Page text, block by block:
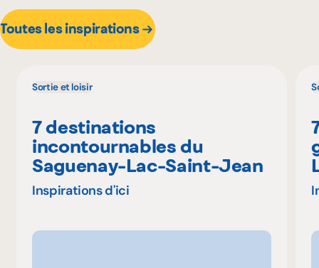
Toutes les inspirations
Sortie et loisir
7 destinations
incontournables du
Saguenay-Lac-Saint-Jean
Inspirations d'ici